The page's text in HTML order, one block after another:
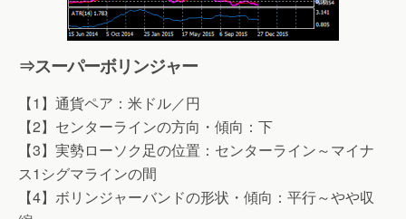
⇒スーパーボリンジャー
【1】通貨ペア：米ドル／円
【2】センターラインの方向・傾向：下
【3】実勢ローソク足の位置：センターライン～マイナ
ス1シグマラインの間
【4】ボリンジャーバンドの形状・傾向：平行～やや収